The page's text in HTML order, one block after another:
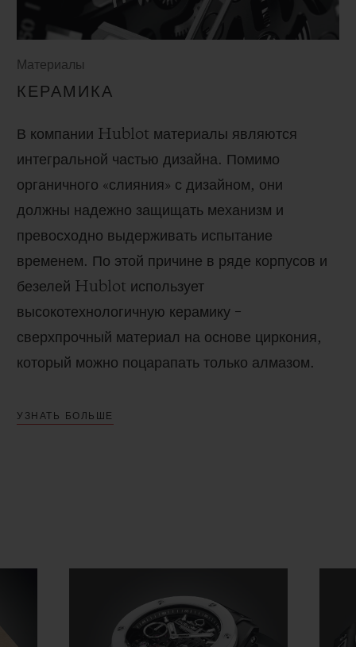
Материалы
КЕРАМИКА
В компании Hublot материалы являются
интегральной частью дизайна. Помимо
органичного «слияния» с дизайном, они
должны надежно защищать механизм и
превосходно выдерживать испытание
временем. По этой причине в ряде корпусов и
безелей Hublot использует
высокотехнологичную керамику –
сверхпрочный материал на основе циркония,
который можно поцарапать только алмазом.
УЗНАТЬ БОЛЬШЕ